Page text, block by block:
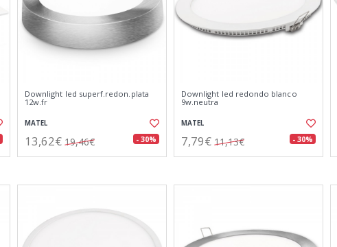
Downlight led superf.redon.plata
12w.fr
MATEL
13,62€ 19,46€ - 30%
Downlight led redondo blanco
9w.neutra
MATEL
7,79€ 11,13€ - 30%